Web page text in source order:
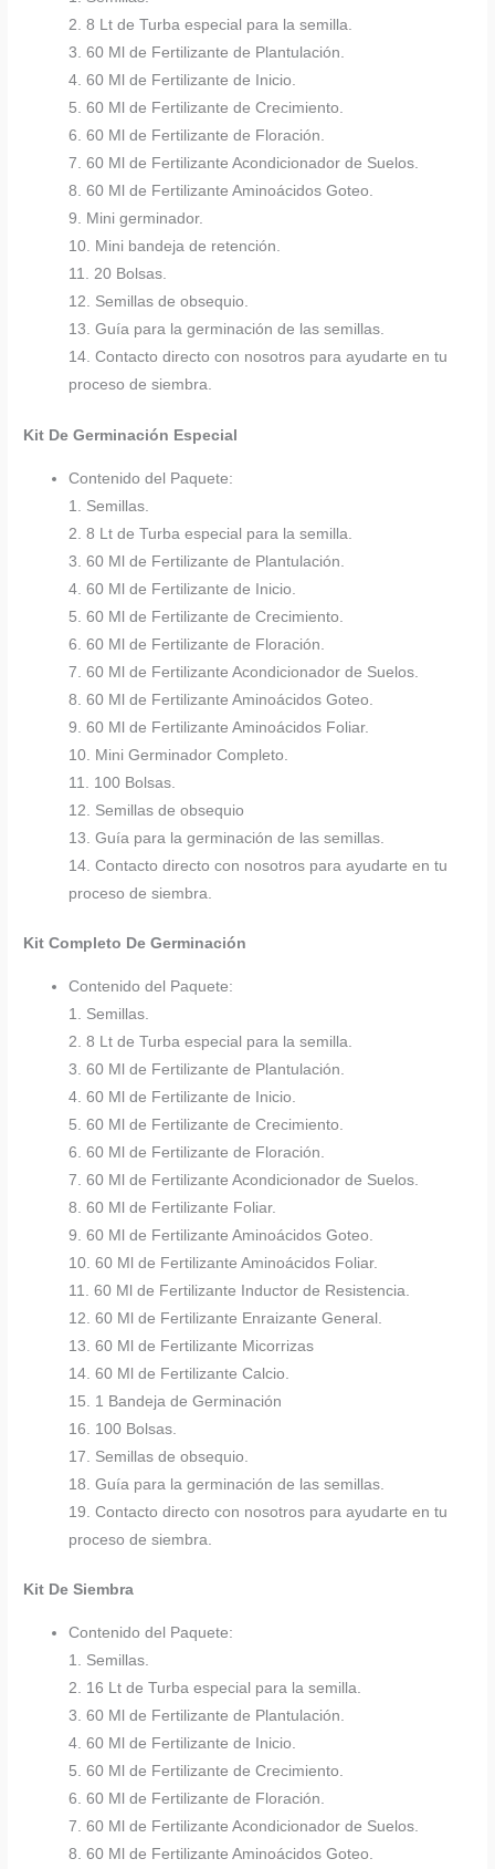
2. 8 Lt de Turba especial para la semilla.
3. 60 Ml de Fertilizante de Plantulación.
4. 60 Ml de Fertilizante de Inicio.
5. 60 Ml de Fertilizante de Crecimiento.
6. 60 Ml de Fertilizante de Floración.
7. 60 Ml de Fertilizante Acondicionador de Suelos.
8. 60 Ml de Fertilizante Aminoácidos Goteo.
9. Mini germinador.
10. Mini bandeja de retención.
11. 20 Bolsas.
12. Semillas de obsequio.
13. Guía para la germinación de las semillas.
14. Contacto directo con nosotros para ayudarte en tu
proceso de siembra.
Kit De Germinación Especial
Contenido del Paquete:
1. Semillas.
2. 8 Lt de Turba especial para la semilla.
3. 60 Ml de Fertilizante de Plantulación.
4. 60 Ml de Fertilizante de Inicio.
5. 60 Ml de Fertilizante de Crecimiento.
6. 60 Ml de Fertilizante de Floración.
7. 60 Ml de Fertilizante Acondicionador de Suelos.
8. 60 Ml de Fertilizante Aminoácidos Goteo.
9. 60 Ml de Fertilizante Aminoácidos Foliar.
10. Mini Germinador Completo.
11. 100 Bolsas.
12. Semillas de obsequio
13. Guía para la germinación de las semillas.
14. Contacto directo con nosotros para ayudarte en tu
proceso de siembra.
Kit Completo De Germinación
Contenido del Paquete:
1. Semillas.
2. 8 Lt de Turba especial para la semilla.
3. 60 Ml de Fertilizante de Plantulación.
4. 60 Ml de Fertilizante de Inicio.
5. 60 Ml de Fertilizante de Crecimiento.
6. 60 Ml de Fertilizante de Floración.
7. 60 Ml de Fertilizante Acondicionador de Suelos.
8. 60 Ml de Fertilizante Foliar.
9. 60 Ml de Fertilizante Aminoácidos Goteo.
10. 60 Ml de Fertilizante Aminoácidos Foliar.
11. 60 Ml de Fertilizante Inductor de Resistencia.
12. 60 Ml de Fertilizante Enraizante General.
13. 60 Ml de Fertilizante Micorrizas
14. 60 Ml de Fertilizante Calcio.
15. 1 Bandeja de Germinación
16. 100 Bolsas.
17. Semillas de obsequio.
18. Guía para la germinación de las semillas.
19. Contacto directo con nosotros para ayudarte en tu
proceso de siembra.
Kit De Siembra
Contenido del Paquete:
1. Semillas.
2. 16 Lt de Turba especial para la semilla.
3. 60 Ml de Fertilizante de Plantulación.
4. 60 Ml de Fertilizante de Inicio.
5. 60 Ml de Fertilizante de Crecimiento.
6. 60 Ml de Fertilizante de Floración.
7. 60 Ml de Fertilizante Acondicionador de Suelos.
8. 60 Ml de Fertilizante Aminoácidos Goteo.